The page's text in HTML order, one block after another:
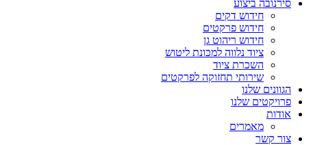
סירנובה ביצוע
חידוש דקים
חידוש פרקטים
חידוש ריהוט גן
ציוד נלווה למכונת ליטוש
השכרת ציוד
שירותי תחזוקה לפרקטים
הגוונים שלנו
פרויקטים שלנו
אודות
מאמרים
צור קשר